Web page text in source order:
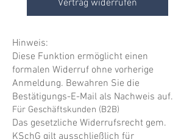
Vertrag widerrufen
Hinweis:
Diese Funktion ermöglicht einen
formalen Widerruf ohne vorherige
Anmeldung. Bewahren Sie die
Bestätigungs-E-Mail als Nachweis auf.
Für Geschäftskunden (B2B)
Das gesetzliche Widerrufsrecht gem.
KSchG gilt ausschließlich für